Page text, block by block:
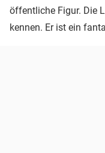
öffentliche Figur. Die
kennen. Er ist ein